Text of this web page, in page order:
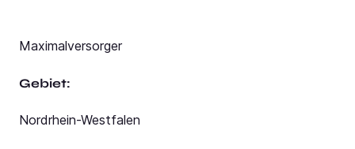
Maximalversorger
Gebiet:
Nordrhein-Westfalen